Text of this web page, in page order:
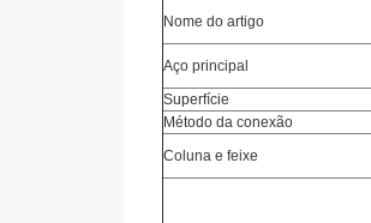
Nome do artigo
Aço principal
Superfície
Método da conexão
Coluna e feixe